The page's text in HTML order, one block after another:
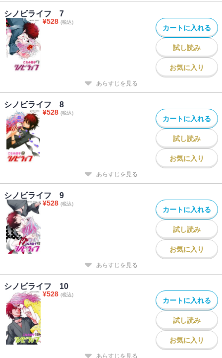
シノビライフ 7
¥528 (税込)
カートに入れる
試し読み
お気に入り
あらすじを見る
シノビライフ 8
¥528 (税込)
カートに入れる
試し読み
お気に入り
あらすじを見る
シノビライフ 9
¥528 (税込)
カートに入れる
試し読み
お気に入り
あらすじを見る
シノビライフ 10
¥528 (税込)
カートに入れる
試し読み
お気に入り
あらすじを見る